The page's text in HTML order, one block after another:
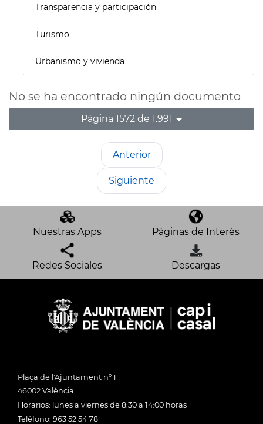
Transparencia y participación
Turismo
Urbanismo y vivienda
No se ha encontrado ningún documento
Página 1572 de 1.991
Anterior
Siguiente
Nuestras Apps Páginas de Interés
Redes Sociales Descargas
Plaça de l'Ajuntament nº 1
46002 València
Horarios: lunes a viernes de 8:30 a 14:00 horas
Teléfono: 963 52 54 78